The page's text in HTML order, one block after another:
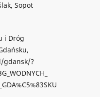
Sopot
i Dróg
gdansk/?